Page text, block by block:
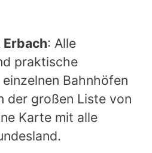
Erbach: Alle
praktische
Bahnhöfen
der großen Liste von
Karte mit alle